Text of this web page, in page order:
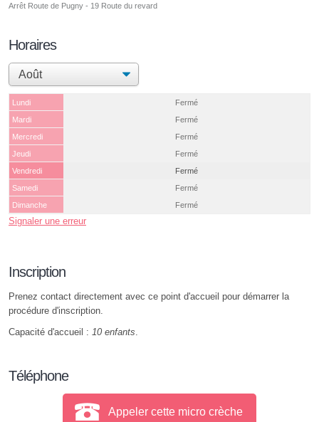
Arrêt Route de Pugny - 19 Route du revard
Horaires
Lundi
Fermé
Mardi
Fermé
Mercredi
Fermé
Jeudi
Fermé
Vendredi
Fermé
Samedi
Fermé
Dimanche
Fermé
Signaler une erreur
Inscription
Prenez contact directement avec ce point d'accueil pour démarrer la
procédure d'inscription.
Capacité d'accueil : 10 enfants.
Téléphone
Appeler cette micro crèche